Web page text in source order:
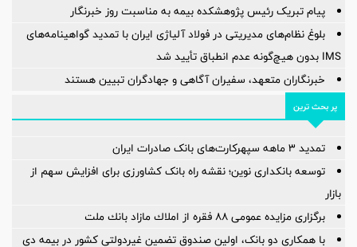
پیام تبریک رئیس پژوهشکده بیمه به مناسبت روز خبرنگار
بلوغ نظام‌های مدیریتی در فولاد آلیاژی ایران با تمدید گواهینامه‌های
IMS بدون هیچ‌گونه عدم انطباق تأیید شد
خبرنگاران متعهد، سفیران آگاهی و جهادگران تبیین هستند
پر بحث ترین
تمدید 3 ماهه سپهرکارت‌های بانک صادرات ایران
توسعه بانکداری نوین؛ نقشه راه بانک کشاورزی برای افزایش سهم از
بازار
برگزاری مزایده عمومی ۸۸ فقره از املاك مازاد بانك ملت
با همکاری دو بانک، اولین صندوق تضمین غیردولتی کشور در بیمه دی